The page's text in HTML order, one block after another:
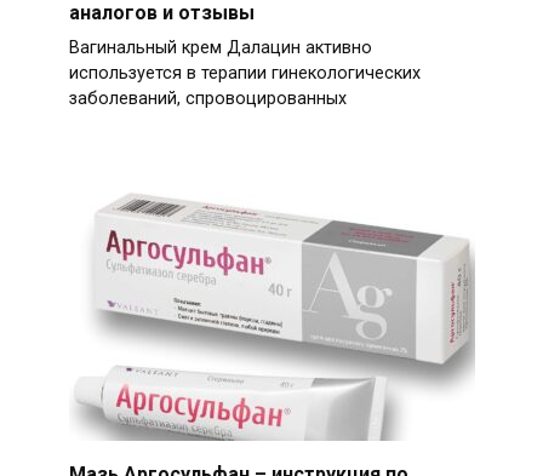
аналогов и отзывы
Вагинальный крем Далацин активно
используется в терапии гинекологических
заболеваний, спровоцированных